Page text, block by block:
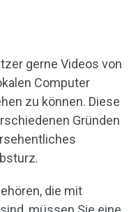
gerne Videos von
Computer
zu können. Diese
Gründen
die mit